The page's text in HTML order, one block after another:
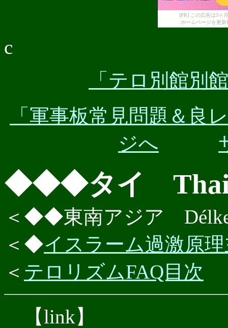
[PR] この広告は3ヶ
ホームページを更
c
「テロ別館別
「軍事板常見問題＆良
ジへ
◆◆◆タイ
＜◆◆東南アジア
＜◆イスラーム過激原
＜ テロリズムFAQ目次
【link】